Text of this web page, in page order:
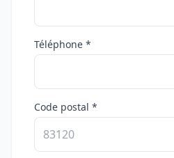
Téléphone *
Code postal *